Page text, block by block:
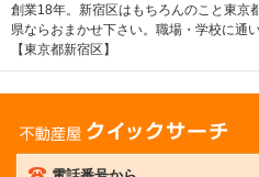
創業18年。新宿区はもちろんのこと東京
県ならおまかせ下さい。職場・学校に通い
【東京都新宿区】
不動産屋クイックサーチ